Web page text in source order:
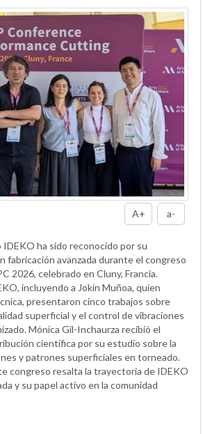
A+ a-
ha sido reconocido por su
fabricación avanzada durante el congreso
2026, celebrado en Cluny, Francia.
incluyendo a Jokin Muñoa, quien
presentaron cinco trabajos sobre
superficial y el control de vibraciones
Mónica Gil-Inchaurza recibió el
científica por su estudio sobre la
y patrones superficiales en torneado.
congreso resalta la trayectoria de IDEKO
y su papel activo en la comunidad